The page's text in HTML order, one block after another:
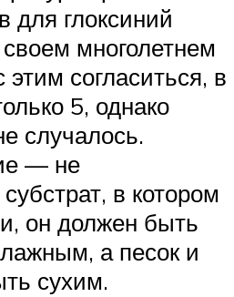
для глоксиний
многолетнем
согласиться, в
5, однако
случалось.
— не
в котором
он должен быть
а песок и
сухим.